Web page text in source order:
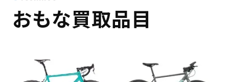
おもな買取品目